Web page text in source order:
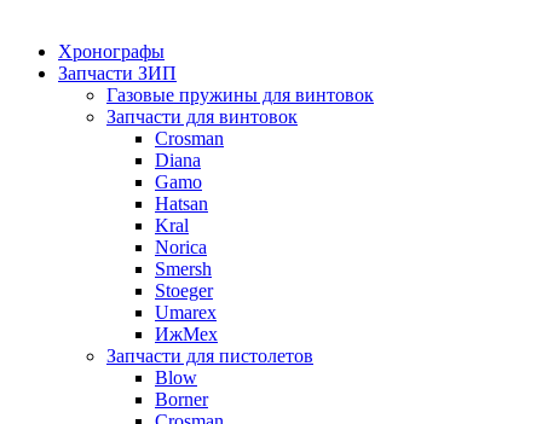
Хронографы
Запчасти ЗИП
Газовые пружины для винтовок
Запчасти для винтовок
Crosman
Diana
Gamo
Hatsan
Kral
Norica
Smersh
Stoeger
Umarex
ИжМех
Запчасти для пистолетов
Blow
Borner